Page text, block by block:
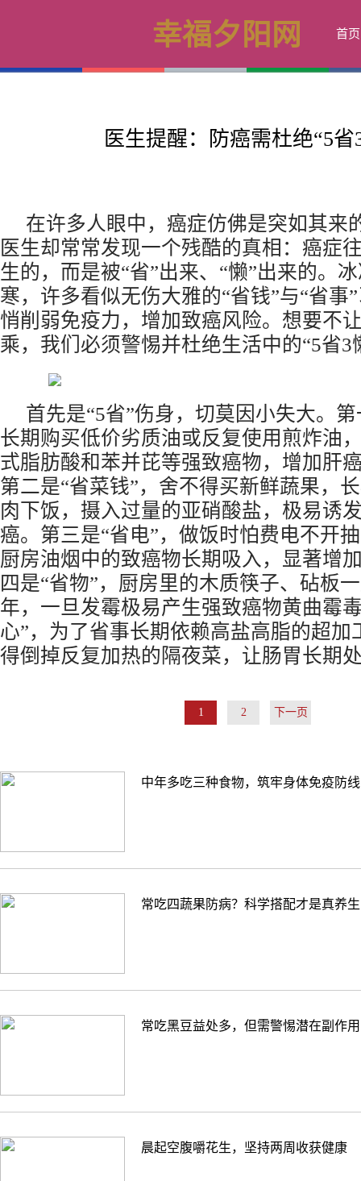
幸福夕阳网 首页
医生提醒：防癌需杜绝“5省
在许多人眼中，癌症仿佛是突如其来
医生却常常发现一个残酷的真相：癌症
生的，而是被“省”出来、“懒”出来的。
寒，许多看似无伤大雅的“省钱”与“省事
悄削弱免疫力，增加致癌风险。想要不
乘，我们必须警惕并杜绝生活中的“5省3
首先是“5省”伤身，切莫因小失大。
长期购买低价劣质油或反复使用煎炸油
式脂肪酸和苯并芘等强致癌物，增加肝
第二是“省菜钱”，舍不得买新鲜蔬果，
肉下饭，摄入过量的亚硝酸盐，极易诱
癌。第三是“省电”，做饭时怕费电不开
厨房油烟中的致癌物长期吸入，显著增
四是“省物”，厨房里的木质筷子、砧板
年，一旦发霉极易产生强致癌物黄曲霉
心”，为了省事长期依赖高盐高脂的超加
得倒掉反复加热的隔夜菜，让肠胃长期
1 2 下一页
中年多吃三种食物，筑牢身体免疫防线
常吃四蔬果防病？科学搭配才是真养生
常吃黑豆益处多，但需警惕潜在副作用
晨起空腹嚼花生，坚持两周收获健康